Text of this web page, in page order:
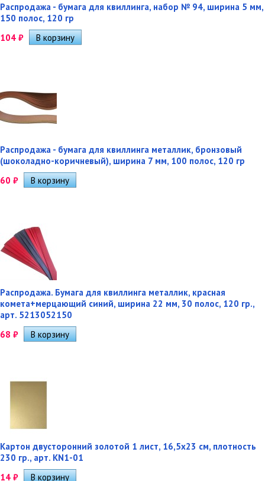
Распродажа - бумага для квиллинга, набор № 94, ширина 5 мм,
150 полос, 120 гр
104 ₽
Распродажа - бумага для квиллинга металлик, бронзовый
(шоколадно-коричневый), ширина 7 мм, 100 полос, 120 гр
60 ₽
Распродажа. Бумага для квиллинга металлик, красная
комета+мерцающий синий, ширина 22 мм, 30 полос, 120 гр.,
арт. 5213052150
68 ₽
Картон двусторонний золотой 1 лист, 16,5х23 см, плотность
230 гр., арт. KN1-01
14 ₽